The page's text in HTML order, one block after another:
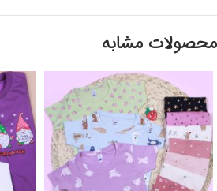
محصولات مشابه